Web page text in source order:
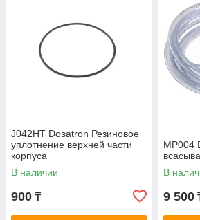
J042HT Dosatron Резиновое
уплотнение верхней части
корпуса
В наличии
900 ₸
MP004
В
9 500